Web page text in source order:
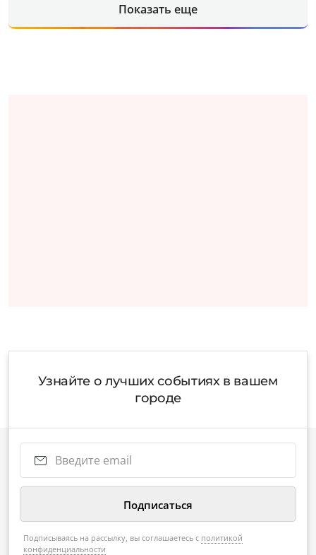
Показать еще
Узнайте о лучших событиях в вашем
городе
Подписываясь на рассылку, вы соглашаетесь с политикой
конфиденциальности